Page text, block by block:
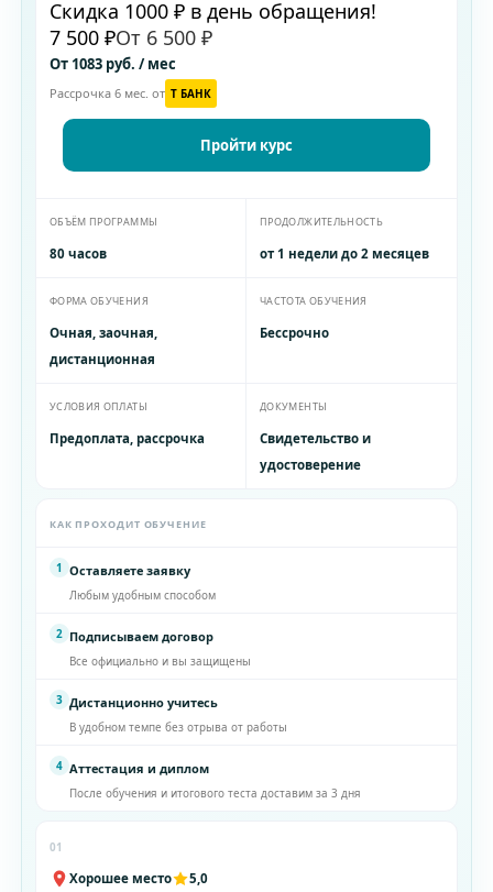
Скидка 1000 ₽ в день обращения!
7 500 ₽От 6 500 ₽
От 1083 руб. / мес
Рассрочка 6 мес. от T БАНК
Пройти курс
ОБЪЁМ ПРОГРАММЫ
80 часов
ПРОДОЛЖИТЕЛЬНОСТЬ
от 1 недели до 2 месяцев
ФОРМА ОБУЧЕНИЯ
Очная, заочная,
дистанционная
ЧАСТОТА ОБУЧЕНИЯ
Бессрочно
УСЛОВИЯ ОПЛАТЫ
Предоплата, рассрочка
ДОКУМЕНТЫ
Свидетельство и
удостоверение
КАК ПРОХОДИТ ОБУЧЕНИЕ
1 Оставляете заявку
Любым удобным способом
2 Подписываем договор
Все официально и вы защищены
3 Дистанционно учитесь
В удобном темпе без отрыва от работы
4 Аттестация и диплом
После обучения и итогового теста доставим за 3 дня
01
Хорошее место 5,0